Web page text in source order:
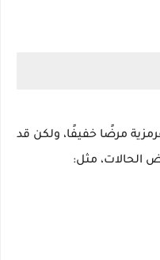
مرضًا خفيفًا، ولكن قد
الحالات، مثل: